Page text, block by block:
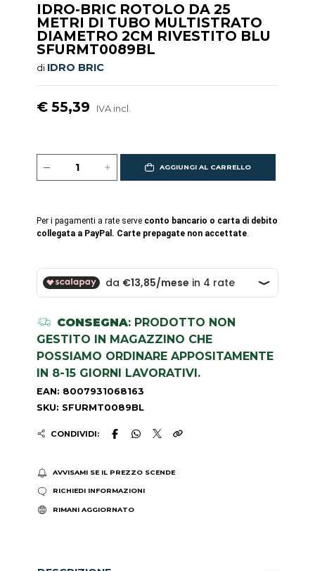
IDRO-BRIC ROTOLO DA 25
METRI DI TUBO MULTISTRATO
DIAMETRO 2CM RIVESTITO BLU
SFURMT0089BL
di IDRO BRIC
€ 55,39 IVA incl.
AGGIUNGI AL CARRELLO
Per i pagamenti a rate serve conto bancario o carta di debito
collegata a PayPal. Carte prepagate non accettate.
CONSEGNA: PRODOTTO NON
GESTITO IN MAGAZZINO CHE
POSSIAMO ORDINARE APPOSITAMENTE
IN 8-15 GIORNI LAVORATIVI.
EAN: 8007931068163
SKU: SFURMT0089BL
CONDIVIDI:
AVVISAMI SE IL PREZZO SCENDE
RICHIEDI INFORMAZIONI
RIMANI AGGIORNATO